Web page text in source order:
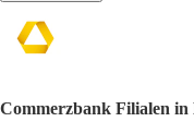
Commerzbank Filialen in